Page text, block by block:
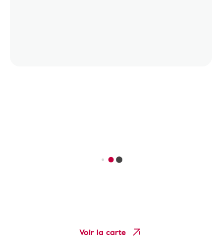
Voir la carte